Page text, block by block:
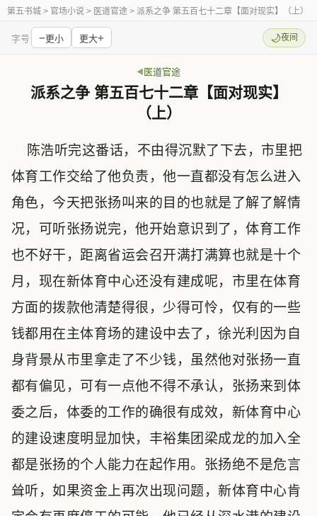
第五书城 > 官场小说 > 医道官途 > 派系之争 第五百七十二章【面对现实】（上）
字号 −更小 更大+ 🌙夜间
医道官途
派系之争 第五百七十二章【面对现实】
（上）
陈浩听完这番话，不由得沉默了下去，市里把
体育工作交给了他负责，他一直都没有怎么进入
角色，今天把张扬叫来的目的也就是了解了解情
况，可听张扬说完，他开始意识到了，体育工作
也不好干，距离省运会召开满打满算也就是十个
月，现在新体育中心还没有建成呢，市里在体育
方面的拨款他清楚得很，少得可怜，仅有的一些
钱都用在主体育场的建设中去了，徐光利因为自
身背景从市里拿走了不少钱，虽然他对张扬一直
都有偏见，可有一点他不得不承认，张扬来到体
委之后，体委的工作的确很有成效，新体育中心
的建设速度明显加快，丰裕集团梁成龙的加入全
都是张扬的个人能力在起作用。张扬绝不是危言
耸听，如果资金上再次出现问题，新体育中心肯